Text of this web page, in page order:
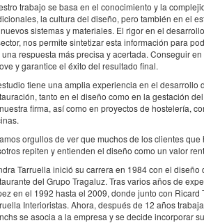
trabajo se basa en el conocimiento y la
la cultura del diseño, pero también en el
sistemas y materiales. El rigor en el
nos permite sintetizar esta información para
una respuesta más precisa y acertada. Conseguir
y garantice el éxito del resultado final.
tiene una amplia experiencia en el desarrollo
tanto en el diseño como en la gestación
firma, así como en proyectos de hostelería,
orgullos de ver que muchos de los clientes
repiten y entienden el diseño como un valor
Tarruella inició su carrera en 1984 con el diseño
del Grupo Tragaluz. Tras varios años de
en el 1992 hasta el 2009, donde junto con Ricard
Interioristas. Ahora, después de 12 años
se asocia a la empresa y se decide incorporar